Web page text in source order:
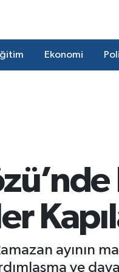
Ekonomi
ayının
ve